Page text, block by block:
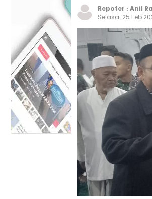
Repoter : Anil
Selasa, 25 Feb